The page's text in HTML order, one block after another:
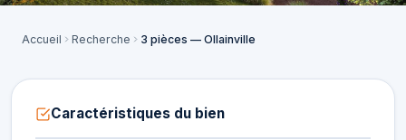
Accueil Recherche 3 pièces — Ollainville
Caractéristiques du bien